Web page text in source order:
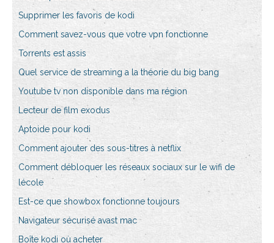
Supprimer les favoris de kodi
Comment savez-vous que votre vpn fonctionne
Torrents est assis
Quel service de streaming a la théorie du big bang
Youtube tv non disponible dans ma région
Lecteur de film exodus
Aptoide pour kodi
Comment ajouter des sous-titres à netflix
Comment débloquer les réseaux sociaux sur le wifi de
lécole
Est-ce que showbox fonctionne toujours
Navigateur sécurisé avast mac
Boîte kodi où acheter